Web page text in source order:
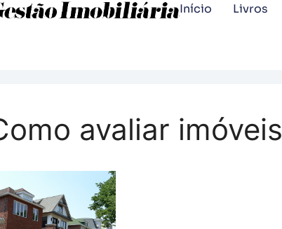
Início Livros
avaliar imóveis